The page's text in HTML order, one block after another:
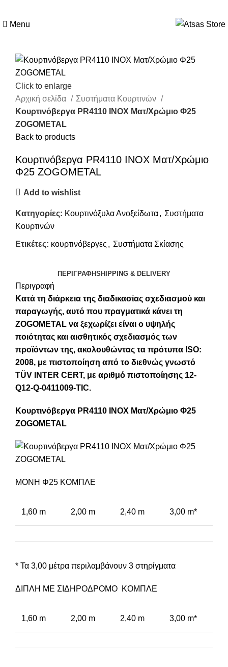
Menu
Click to enlarge
Αρχική σελίδα
Συστήματα Κουρτινών
Κουρτινόβεργα PR4110 ΙΝΟΧ Ματ/Χρώμιο Φ25
ZOGOMETAL
Back to products
Κουρτινόβεργα PR4110 ΙΝΟΧ Ματ/Χρώμιο
Φ25 ZOGOMETAL
Add to wishlist
Κατηγορίες: Κουρτινόξυλα Ανοξείδωτα, Συστήματα
Κουρτινών
Ετικέτες: κουρτινόβεργες , Συστήματα Σκίασης
ΠΕΡΙΓΡΑΦΉSHIPPING & DELIVERY
Περιγραφή
Κατά τη διάρκεια της διαδικασίας σχεδιασμού και
παραγωγής, αυτό που πραγματικά κάνει τη
ZOGOMETAL να ξεχωρίζει είναι ο υψηλής
ποιότητας και αισθητικός σχεδιασμός των
προϊόντων της, ακολουθώντας τα πρότυπα ISO:
2008, με πιστοποίηση από το διεθνώς γνωστό
TÜV INTER CERT, με αριθμό πιστοποίησης 12-
Q12-Q-0411009-TIC.
Κουρτινόβεργα PR4110 ΙΝΟΧ Ματ/Χρώμιο Φ25
ZOGOMETAL
ΜΟΝΗ Φ25 ΚΟΜΠΛΕ
1,60 m 2,00 m 2,40 m 3,00 m*
* Τα 3,00 μέτρα περιλαμβάνουν 3 στηρίγματα
ΔΙΠΛΗ ΜΕ ΣΙΔΗΡΟΔΡΟΜΟ ΚΟΜΠΛΕ
1,60 m 2,00 m 2,40 m 3,00 m*